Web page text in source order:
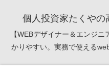
個人投資家たくやの
【WEBデザイナー＆エンジ
かりやすい。実務で使える